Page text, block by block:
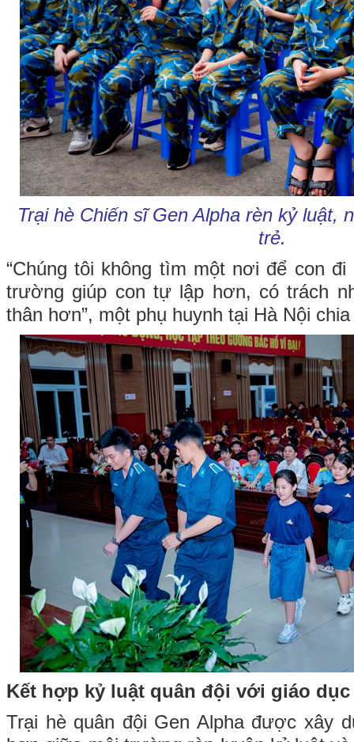
Trại hè Chiến sĩ Gen Alpha rèn kỷ luật,
trẻ.
“Chúng tôi không tìm một nơi để con
trường giúp con tự lập hơn, có trách
thân hơn”, một phụ huynh tại Hà Nội
Kết hợp kỷ luật quân đội với giáo
Trại hè quân đội Gen Alpha được xây